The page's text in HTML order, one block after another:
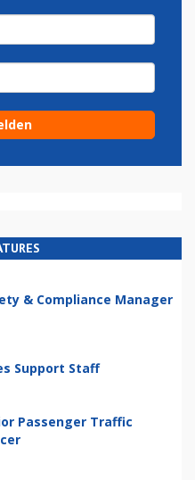
& Compliance Manager
Support Staff
Passenger Traffic